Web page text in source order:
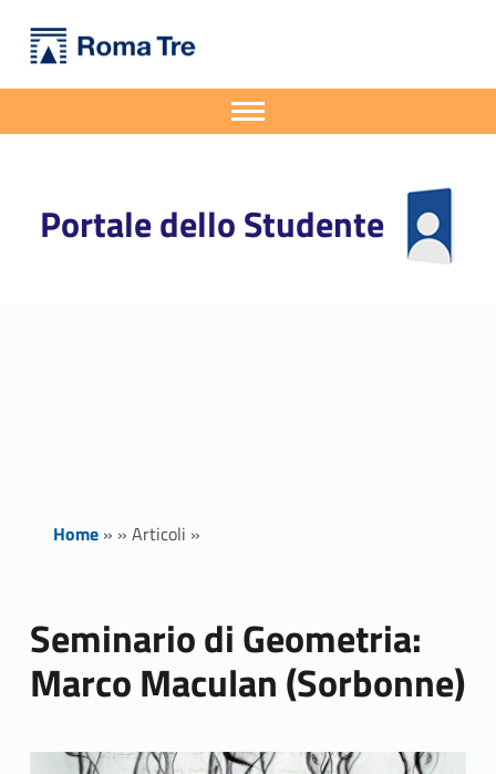
Seminario di Geometria: Marco Maculan (Sorbonne) - Portale dello Studente
Portale dello Studente
Apri il menu secondario
Header info sidebar
Home» » Articoli »
Seminario di Geometria:
Marco Maculan (Sorbonne)
Link identifier archive #link-archive-thumb-soap-11959